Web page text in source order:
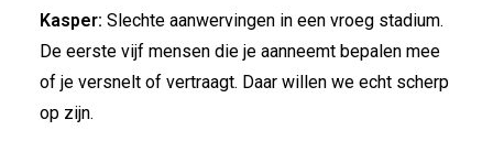
Kasper: Slechte aanwervingen in een vroeg stadium.
De eerste vijf mensen die je aanneemt bepalen mee
of je versnelt of vertraagt. Daar willen we echt scherp
op zijn.